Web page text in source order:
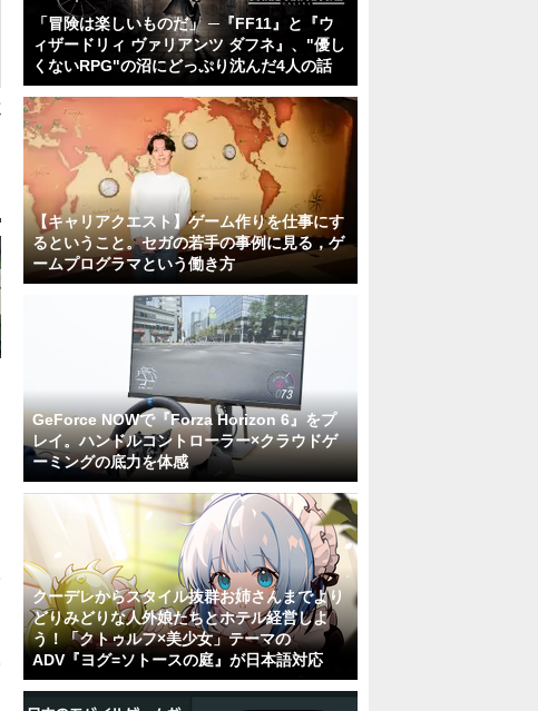
「冒険は楽しいものだ」 ─『FF11』と『ウ
ィザードリィ ヴァリアンツ ダフネ』、"優し
くないRPG"の沼にどっぷり沈んだ4人の話
【キャリアクエスト】ゲーム作りを仕事にす
るということ。セガの若手の事例に見る，ゲ
ームプログラマという働き方
GeForce NOWで『Forza Horizon 6』をプ
レイ。ハンドルコントローラー×クラウドゲ
ーミングの底力を体感
クーデレからスタイル抜群お姉さんまでより
どりみどりな人外娘たちとホテル経営しよ
う！「クトゥルフ×美少女」テーマの
ADV『ヨグ=ソトースの庭』が日本語対応